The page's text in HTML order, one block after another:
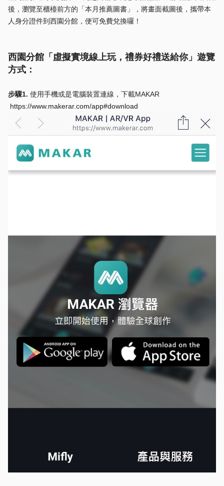
後，瀏覽至櫃檯前方的「本月推薦圖書」，將畫面截圖後，攜帶本
人身分證件到西園分館，便可免費兌換囉！
西園分館「虛擬實境線上玩，禮券好禮送給你」遊覽
方式：
步驟1. 使用手機或是電腦裝置連線，下載MAKAR
https://www.makerar.com/app#download